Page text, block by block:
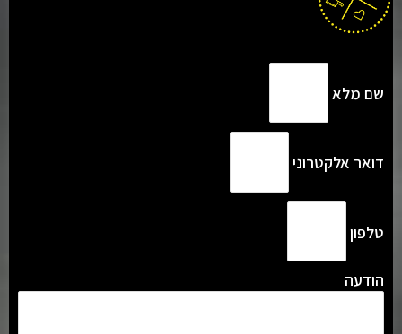
שם מלא
דואר אלקטרוני
טלפון
הודעה